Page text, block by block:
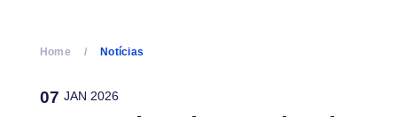
Home Notícias
07 JAN 2026